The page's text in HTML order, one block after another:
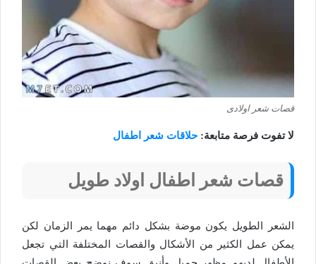
قصات شعر اولادى
لا تفوت فرصة متابعة: حلاقات شعر اطفال
قصات شعر اطفال اولاد طويل
الشعر الطويل يكون موضة بشكل دائم مهما يمر الزمان لكن
يمكن عمل الكثير من الأشكال والقصات المختلفة التي تجعل